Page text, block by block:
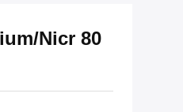
Nicr 80